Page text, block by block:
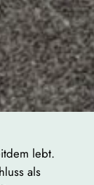
lebt.
als